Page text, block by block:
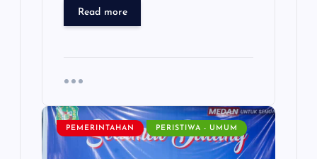
Read more
PEMERINTAHAN PERISTIWA - UMUM